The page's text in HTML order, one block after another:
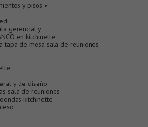
y pisos •
gerencial y
en kitchinette
tapa de mesa sala de reuniones
y de diseño
sala de reuniones
kitchinette